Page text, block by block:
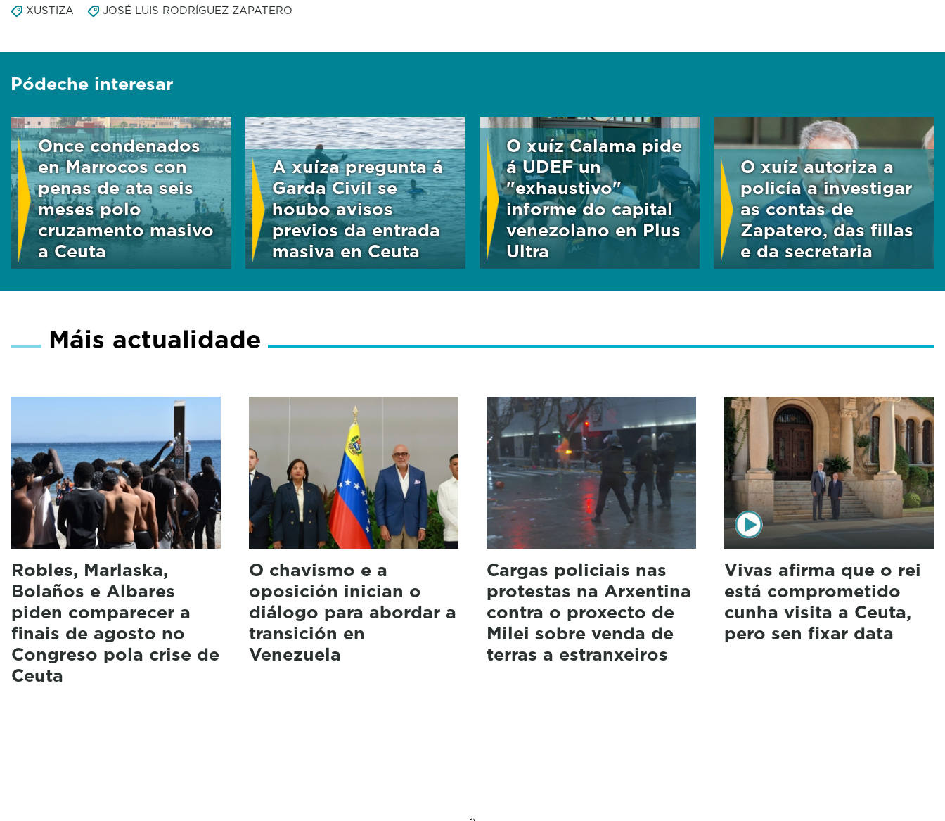
XUSTIZA JOSÉ LUIS RODRÍGUEZ ZAPATERO
Pódeche interesar
Once condenados
en Marrocos con
penas de ata seis
meses polo
cruzamento masivo
a Ceuta
A xuíza pregunta á
Garda Civil se
houbo avisos
previos da entrada
masiva en Ceuta
O xuíz Calama pide
á UDEF un
"exhaustivo"
informe do capital
venezolano en Plus
Ultra
O xuíz autoriza a
policía a investigar
as contas de
Zapatero, das fillas
e da secretaria
Máis actualidade
Robles, Marlaska,
Bolaños e Albares
piden comparecer a
finais de agosto no
Congreso pola crise de
Ceuta
O chavismo e a
oposición inician o
diálogo para abordar a
transición en
Venezuela
Cargas policiais nas
protestas na Arxentina
contra o proxecto de
Milei sobre venda de
terras a estranxeiros
Vivas afirma que o rei
está comprometido
cunha visita a Ceuta,
pero sen fixar data